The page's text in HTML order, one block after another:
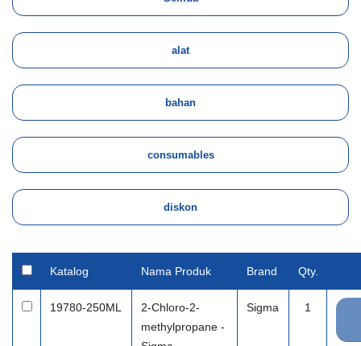
Katalog Nama Produk Brand Qty.
19780-250ML
2-Chloro-2-
methylpropane -
Sigma 1